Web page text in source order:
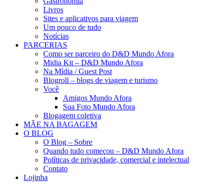
Livros
Sites e aplicativos para viagem
Um pouco de tudo
Notícias
PARCERIAS
Como ser parceiro do D&D Mundo Afora
Midia Kit – D&D Mundo Afora
Na Mídia / Guest Post
Blogroll – blogs de viagem e turismo
Você
Amigos Mundo Afora
Sua Foto Mundo Afora
Blogagem coletiva
MÃE NA BAGAGEM
O BLOG
O Blog – Sobre
Quando tudo começou – D&D Mundo Afora
Políticas de privacidade, comercial e intelectual
Contato
Lojinha